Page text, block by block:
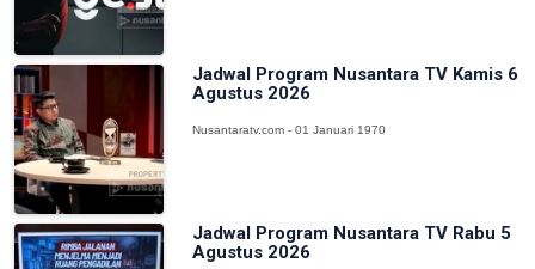
Jadwal Program Nusantara TV Kamis 6
Agustus 2026
Nusantaratv.com - 01 Januari 1970
Jadwal Program Nusantara TV Rabu 5
Agustus 2026